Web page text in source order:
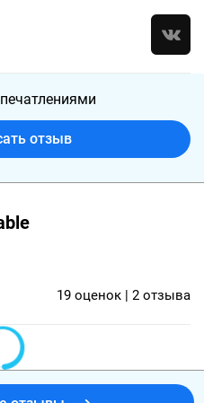
отзыв
19 оценок | 2 отзыва